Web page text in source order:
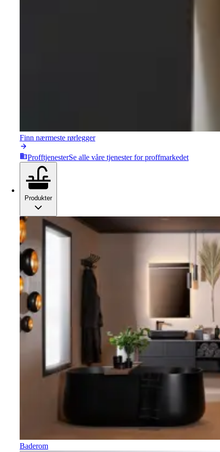
Finn nærmeste rørlegger
ProfftjenesterSe alle våre tjenester for proffmarkedet
Produkter
Baderom